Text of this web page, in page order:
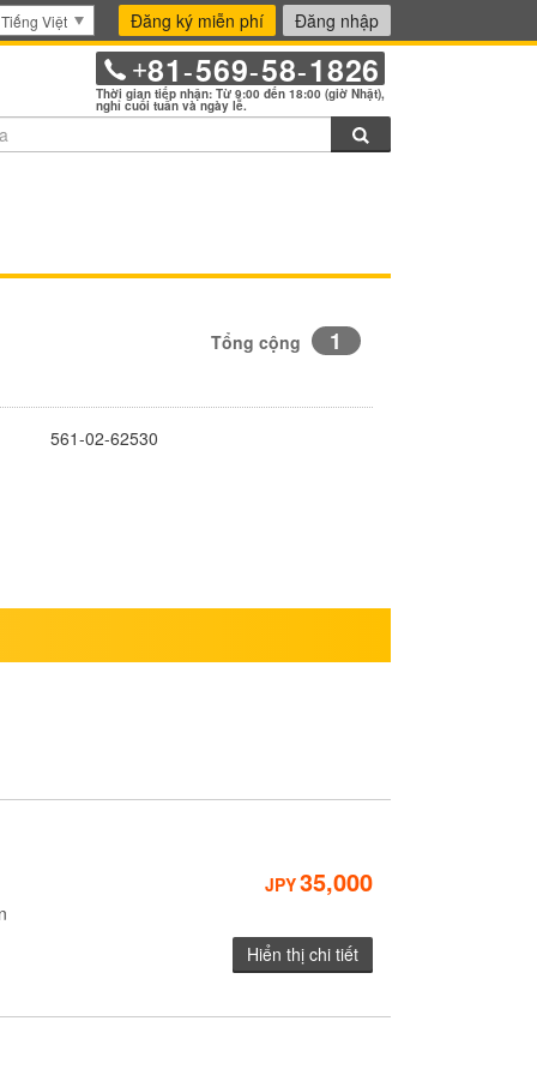
Tiếng Việt Đăng ký miễn phí Đăng nhập
+81 -569-58-1826
Thời gian tiếp nhận: Từ 9:00 đến 18:00 (giờ Nhật),
nghỉ cuối tuần và ngày lễ.
Tổng cộng 1
561-02-62530
JPY35,000
Hiển thị chi tiết